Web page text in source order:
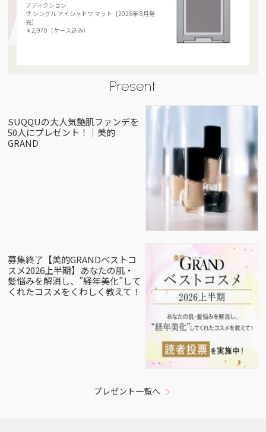
アディクション
ザ シングル アイシャドウ マット［2026年 8月発
売］
￥2,970（ケース込み）
Present
SUQQUの大人気艶肌ファンデを
50人にプレゼント！｜美的
GRAND
募集終了【美的GRANDベストコ
スメ2026上半期】あなたの肌・
髪悩みを解消し、”経年美化”して
くれたコスメをくわしく教えて！
プレゼント一覧へ